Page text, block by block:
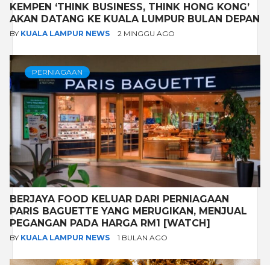
KEMPEN ‘THINK BUSINESS, THINK HONG KONG’
AKAN DATANG KE KUALA LUMPUR BULAN DEPAN
BY KUALA LAMPUR NEWS 2 MINGGU AGO
PERNIAGAAN
BERJAYA FOOD KELUAR DARI PERNIAGAAN
PARIS BAGUETTE YANG MERUGIKAN, MENJUAL
PEGANGAN PADA HARGA RM1 [WATCH]
BY KUALA LAMPUR NEWS 1 BULAN AGO